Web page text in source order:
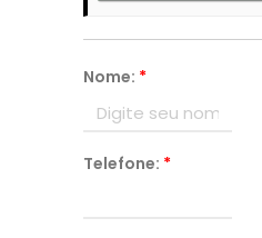
Nome: *
Telefone: *